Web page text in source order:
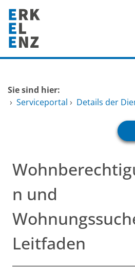
Zum Hauptinhalt springen
Dienstleistungen A-Z
Sie sind hier:
› Serviceportal › Details der
n und
Leitfaden